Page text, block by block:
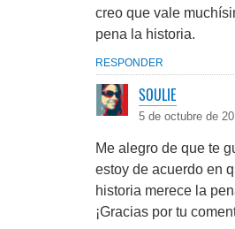
creo que vale
pena la historia.
RESPONDER
SOULIE
5 de octubre de
Me alegro de que te
estoy de acuerdo en
historia merece la
¡Gracias por tu